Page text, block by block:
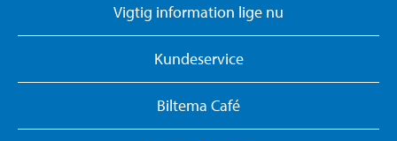
Vigtig information lige nu
Kundeservice
Biltema Café